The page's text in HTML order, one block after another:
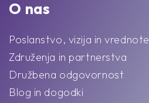
O nas
Poslanstvo, vizija in vrednote
Združenja in partnerstva
Družbena odgovornost
Blog in dogodki